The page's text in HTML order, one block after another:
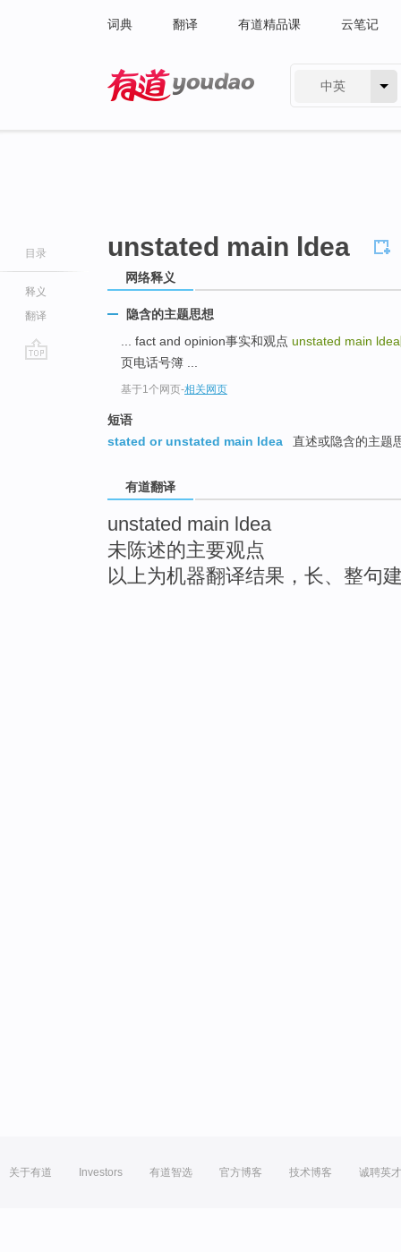
词典 翻译 有道精品课 云笔记
中英
目录
释义
翻译
unstated main ldea
网络释义
隐含的主题思想
... fact and opinion事实和观点 unstated main ldea
页电话号簿 ...
基于1个网页-相关网页
短语
stated or unstated main ldea
直述或隐含的主题
有道翻译
unstated main ldea
未陈述的主要观点
以上为机器翻译结果，长、整句
关于有道 Investors 有道智选 官方博客 技术博客 诚聘英才